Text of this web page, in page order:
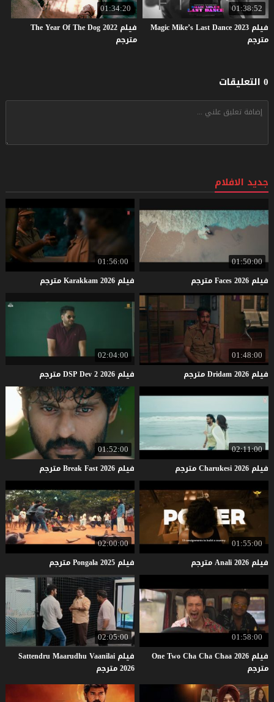
01:38:52
فيلم Magic Mike’s Last Dance 2023
مترجم
01:34:20
فيلم The Year Of The Dog 2022
مترجم
0 التعليقات
جديد الافلام
01:50:00
فيلم Faces2026 مترجم
01:56:00
فيلم Karakkam2026 مترجم
01:48:00
فيلم Dridam2026 مترجم
02:04:00
فيلم DSPDev22026 مترجم
02:11:00
فيلم Charukesi2026 مترجم
01:52:00
فيلم BreakFast2026 مترجم
01:55:00
فيلم Anali2026 مترجم
02:00:00
فيلم Pongala2025 مترجم
01:58:00
فيلم One Two Cha Cha Chaa 2026
مترجم
02:05:00
فيلم Sattendru Maarudhu Vaanilai
2026 مترجم